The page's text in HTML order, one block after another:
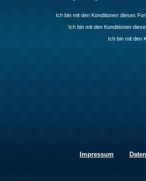
Ich bin mit den Konditionen dieses
Ich bin mit den Konditionen
Ich bin mit den
Impressum